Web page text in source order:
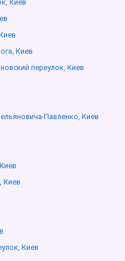
Киев
Киев
переулок, Киев
Павленко, Киев
Киев
Киев